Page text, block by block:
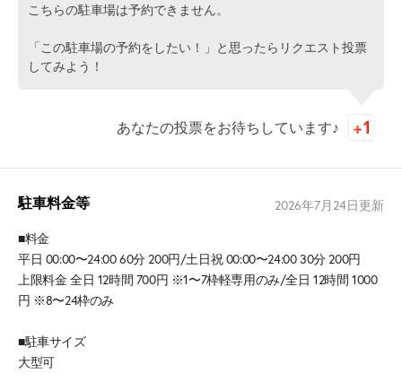
こちらの駐車場は予約できません。
「この駐車場の予約をしたい！」と思ったらリクエスト投票
してみよう！
あなたの投票をお待ちしています♪
駐車料金等 2026年7月24日更新
■料金
平日 00:00〜24:00 60分 200円/土日祝 00:00〜24:00 30分 200円
上限料金 全日 12時間 700円 ※1〜7枠軽専用のみ/全日 12時間 1000
円 ※8〜24枠のみ
■駐車サイズ
大型可